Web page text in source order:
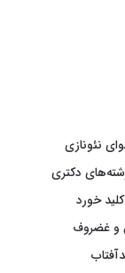
نئونازی
دکتری
و غضروف